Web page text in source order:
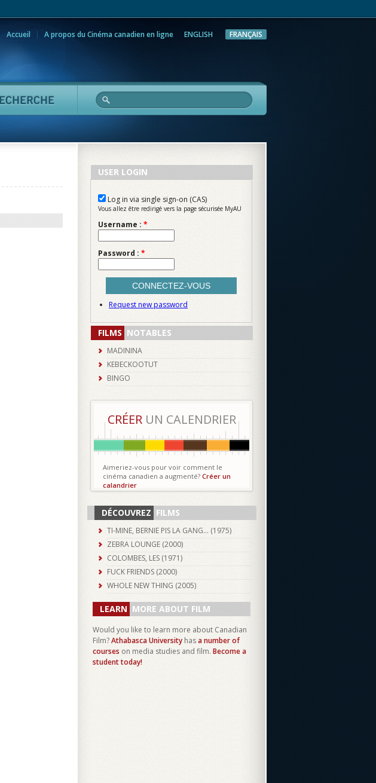
Accueil A propos du Cinéma canadien en ligne ENGLISH FRANÇAIS
Recherche
USER LOGIN
Log in via single sign-on (CAS)
Vous allez être redirigé vers la page sécurisée MyAU
Username : *
Password : *
Request new password
FILMS NOTABLES
MADININA
KEBECKOOTUT
BINGO
CRÉERUN CALENDRIER
Aimeriez-vous pour voir comment le
cinéma canadien a augmenté? Créer un
calandrier
DÉCOUVREZ FILMS
TI-MINE, BERNIE PIS LA GANG… (1975)
ZEBRA LOUNGE (2000)
COLOMBES, LES (1971)
FUCK FRIENDS (2000)
WHOLE NEW THING (2005)
LEARN MORE ABOUT FILM
Would you like to learn more about Canadian
Film?Athabasca University hasa number of
courses on media studies and film. Become a
student today!